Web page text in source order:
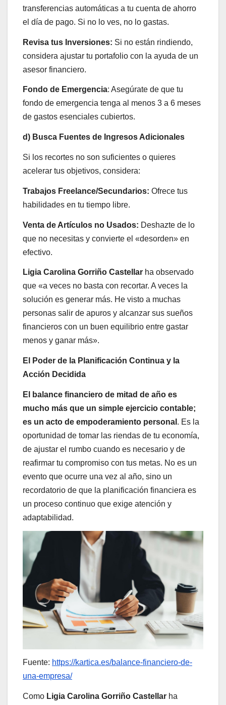
transferencias automáticas a tu cuenta de ahorro
el día de pago. Si no lo ves, no lo gastas.
Revisa tus Inversiones: Si no están rindiendo,
considera ajustar tu portafolio con la ayuda de un
asesor financiero.
Fondo de Emergencia: Asegúrate de que tu
fondo de emergencia tenga al menos 3 a 6 meses
de gastos esenciales cubiertos.
d) Busca Fuentes de Ingresos Adicionales
Si los recortes no son suficientes o quieres
acelerar tus objetivos, considera:
Trabajos Freelance/Secundarios: Ofrece tus
habilidades en tu tiempo libre.
Venta de Artículos no Usados: Deshazte de lo
que no necesitas y convierte el «desorden» en
efectivo.
Ligia Carolina Gorriño Castellar ha observado
que «a veces no basta con recortar. A veces la
solución es generar más. He visto a muchas
personas salir de apuros y alcanzar sus sueños
financieros con un buen equilibrio entre gastar
menos y ganar más».
El Poder de la Planificación Continua y la
Acción Decidida
El balance financiero de mitad de año es
mucho más que un simple ejercicio contable;
es un acto de empoderamiento personal . Es la
oportunidad de tomar las riendas de tu economía,
de ajustar el rumbo cuando es necesario y de
reafirmar tu compromiso con tus metas. No es un
evento que ocurre una vez al año, sino un
recordatorio de que la planificación financiera es
un proceso continuo que exige atención y
adaptabilidad.
Fuente: https://kartica.es/balance-financiero-de-
una-empresa/
Como Ligia Carolina Gorriño Castellar ha